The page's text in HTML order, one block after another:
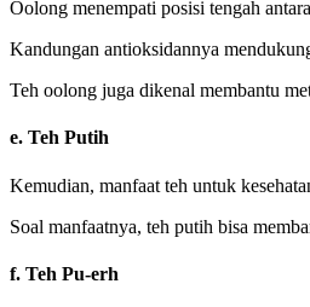
Oolong menempati posisi tengah
Kandungan antioksidannya
Teh oolong juga dikenal membantu
e. Teh Putih
Kemudian, manfaat teh untuk
Soal manfaatnya, teh putih bisa
f. Teh Pu-erh